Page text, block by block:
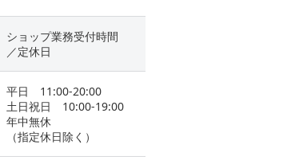
ショップ業務受付時間
／定休日
平日 11:00-20:00
土日祝日 10:00-19:00
年中無休
（指定休日除く）